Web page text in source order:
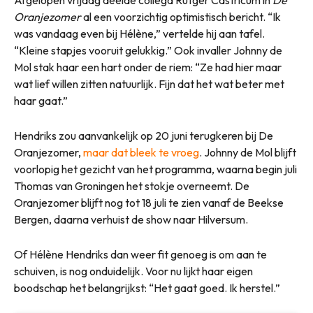
Oranjezomeral een voorzichtig optimistisch bericht. “Ik
was vandaag even bij Hélène,” vertelde hij aan tafel.
“Kleine stapjes vooruit gelukkig.” Ook invaller Johnny de
Mol stak haar een hart onder de riem: “Ze had hier maar
wat lief willen zitten natuurlijk. Fijn dat het wat beter met
haar gaat.”
Hendriks zou aanvankelijk op 20 juni terugkeren bij De
Oranjezomer, maar dat bleek te vroeg. Johnny de Mol blijft
voorlopig het gezicht van het programma, waarna begin juli
Thomas van Groningen het stokje overneemt. De
Oranjezomer blijft nog tot 18 juli te zien vanaf de Beekse
Bergen, daarna verhuist de show naar Hilversum.
Of Hélène Hendriks dan weer fit genoeg is om aan te
schuiven, is nog onduidelijk. Voor nu lijkt haar eigen
boodschap het belangrijkst: “Het gaat goed. Ik herstel.”